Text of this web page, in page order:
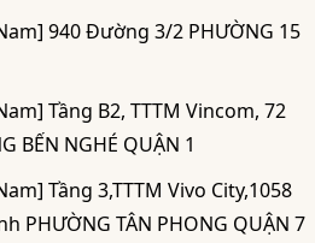
940 Đường 3/2 PHƯỜNG 15
Tầng B2, TTTM Vincom, 72
BẾN NGHÉ QUẬN 1
Tầng 3,TTTM Vivo City,1058
PHƯỜNG TÂN PHONG QUẬN 7